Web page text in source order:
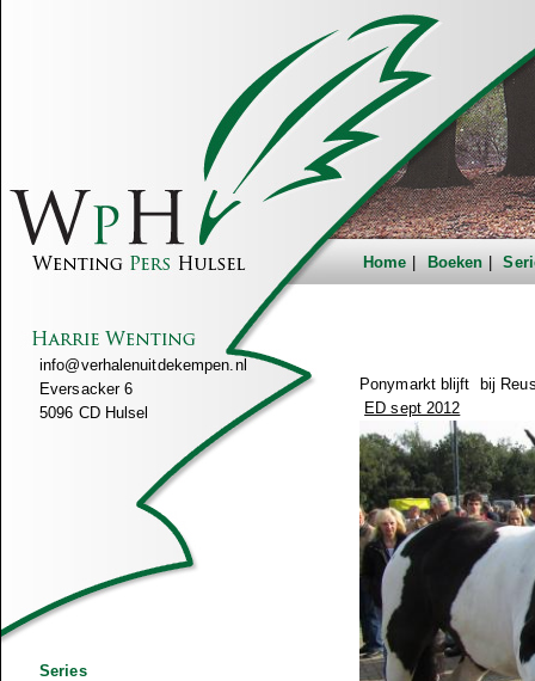
Home Boeken
info@verhalenuitdekempen.nl
Eversacker 6
5096 CD Hulsel
Series
Ponymarkt blijft
bij
ED sept 2012